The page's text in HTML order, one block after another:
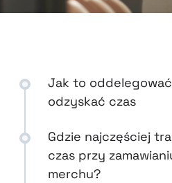
Jak to
odzyskać czas
Gdzie najczęściej
czas przy
merchu?